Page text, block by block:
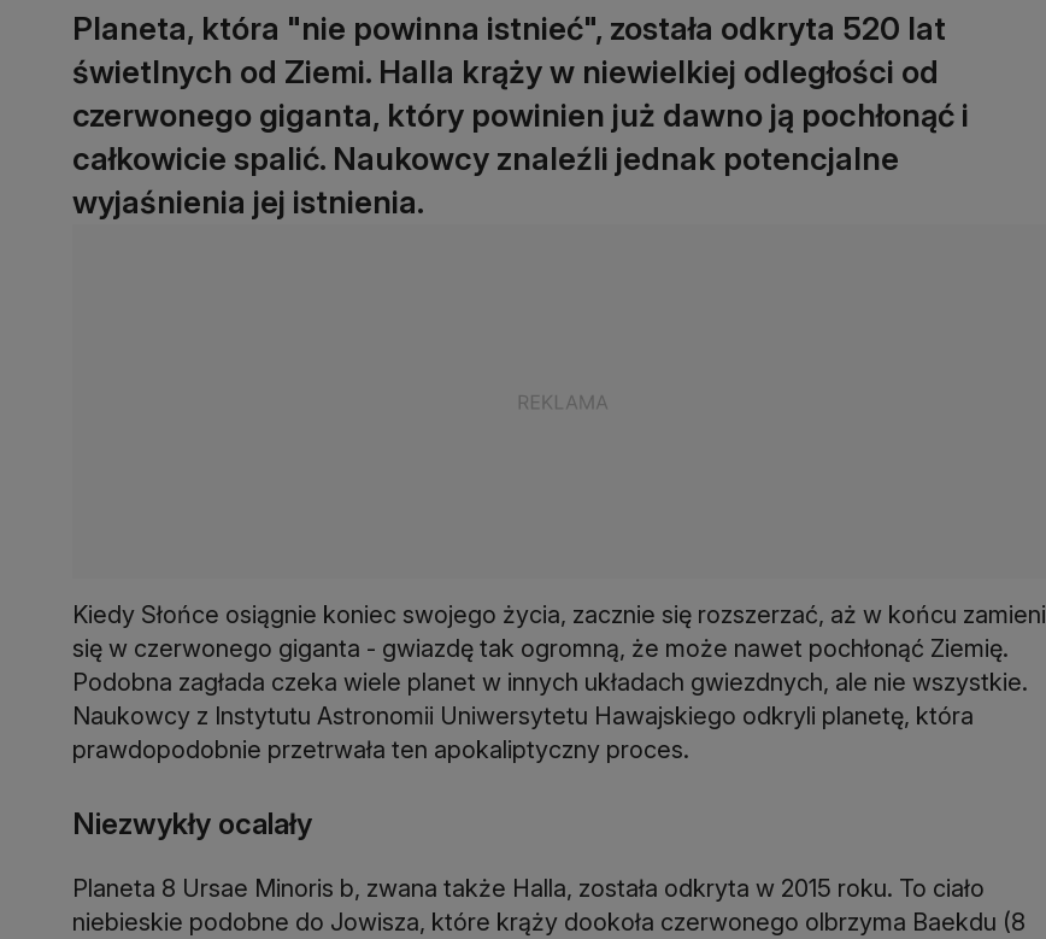
Planeta, która "nie powinna istnieć", została odkryta 520 lat
świetlnych od Ziemi. Halla krąży w niewielkiej odległości od
czerwonego giganta, który powinien już dawno ją pochłonąć i
całkowicie spalić. Naukowcy znaleźli jednak potencjalne
wyjaśnienia jej istnienia.
Kiedy Słońce osiągnie koniec swojego życia, zacznie się rozszerzać, aż w końcu zamieni
się w czerwonego giganta - gwiazdę tak ogromną, że może nawet pochłonąć Ziemię.
Podobna zagłada czeka wiele planet w innych układach gwiezdnych, ale nie wszystkie.
Naukowcy z Instytutu Astronomii Uniwersytetu Hawajskiego odkryli planetę, która
prawdopodobnie przetrwała ten apokaliptyczny proces.
Niezwykły ocalały
Planeta 8 Ursae Minoris b, zwana także Halla, została odkryta w 2015 roku. To ciało
niebieskie podobne do Jowisza, które krąży dookoła czerwonego olbrzyma Baekdu (8